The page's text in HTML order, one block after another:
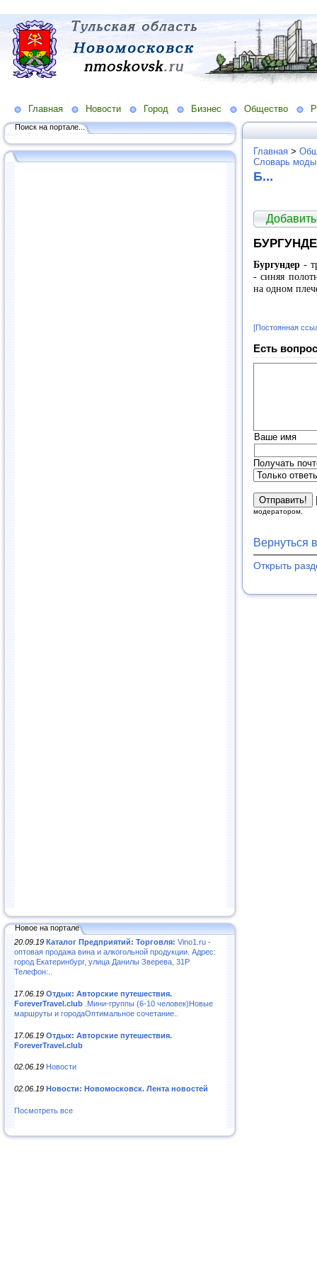
Главная Новости Город Бизнес Общество
Поиск на портале...
Новое на портале
20.09.19 Каталог Предприятий: Торговля: Vino1.ru -
оптовая продажа вина и алкогольной продукции. Адрес:
город Екатеринбург, улица Данилы Зверева, 31Р
Телефон:..
17.06.19 Отдых: Авторские путешествия.
ForeverTravel.club .Мини-группы (6-10 человек)Новые
маршруты и городаОптимальное сочетание..
17.06.19 Отдых: Авторские путешествия.
ForeverTravel.club
02.06.19 Новости
02.06.19 Новости: Новомосковск. Лента новостей
Посмотреть все
Главная >
Словарь
Б...
Бургундер-
- синяя
на одном
[Постоянная
Есть
Ваше имя
Получать
модератором.
Вернуться
Открыть